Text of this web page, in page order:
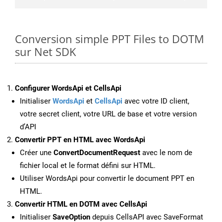
Conversion simple PPT Files to DOTM
sur Net SDK
Configurer WordsApi et CellsApi
Initialiser WordsApi et CellsApi avec votre ID client,
votre secret client, votre URL de base et votre version
d’API
Convertir PPT en HTML avec WordsApi
Créer une ConvertDocumentRequest avec le nom de
fichier local et le format défini sur HTML.
Utiliser WordsApi pour convertir le document PPT en
HTML.
Convertir HTML en DOTM avec CellsApi
Initialiser SaveOption depuis CellsAPI avec SaveFormat